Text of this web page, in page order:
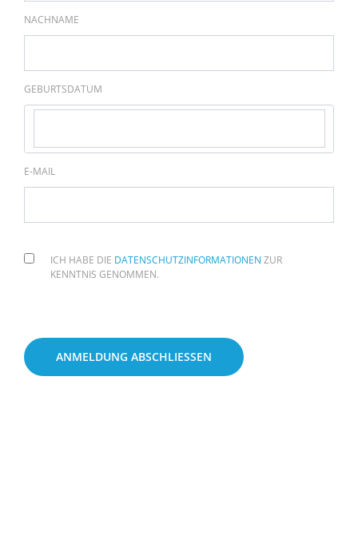
NACHNAME
GEBURTSDATUM
E-MAIL
ICH HABE DIE DATENSCHUTZINFORMATIONEN ZUR
KENNTNIS GENOMMEN.